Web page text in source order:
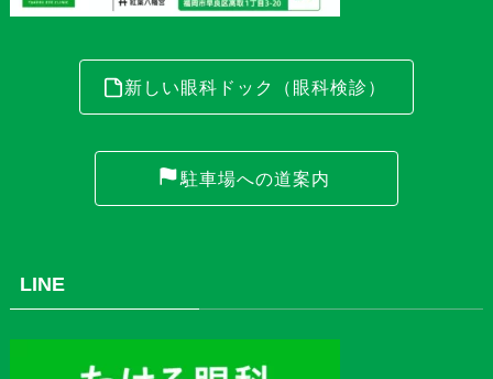
新しい眼科ドック（眼科検診）
駐車場への道案内
LINE